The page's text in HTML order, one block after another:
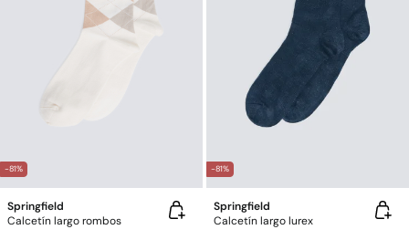
-81%
Springfield
Calcetín largo rombos
-81%
Springfield
Calcetín largo lurex